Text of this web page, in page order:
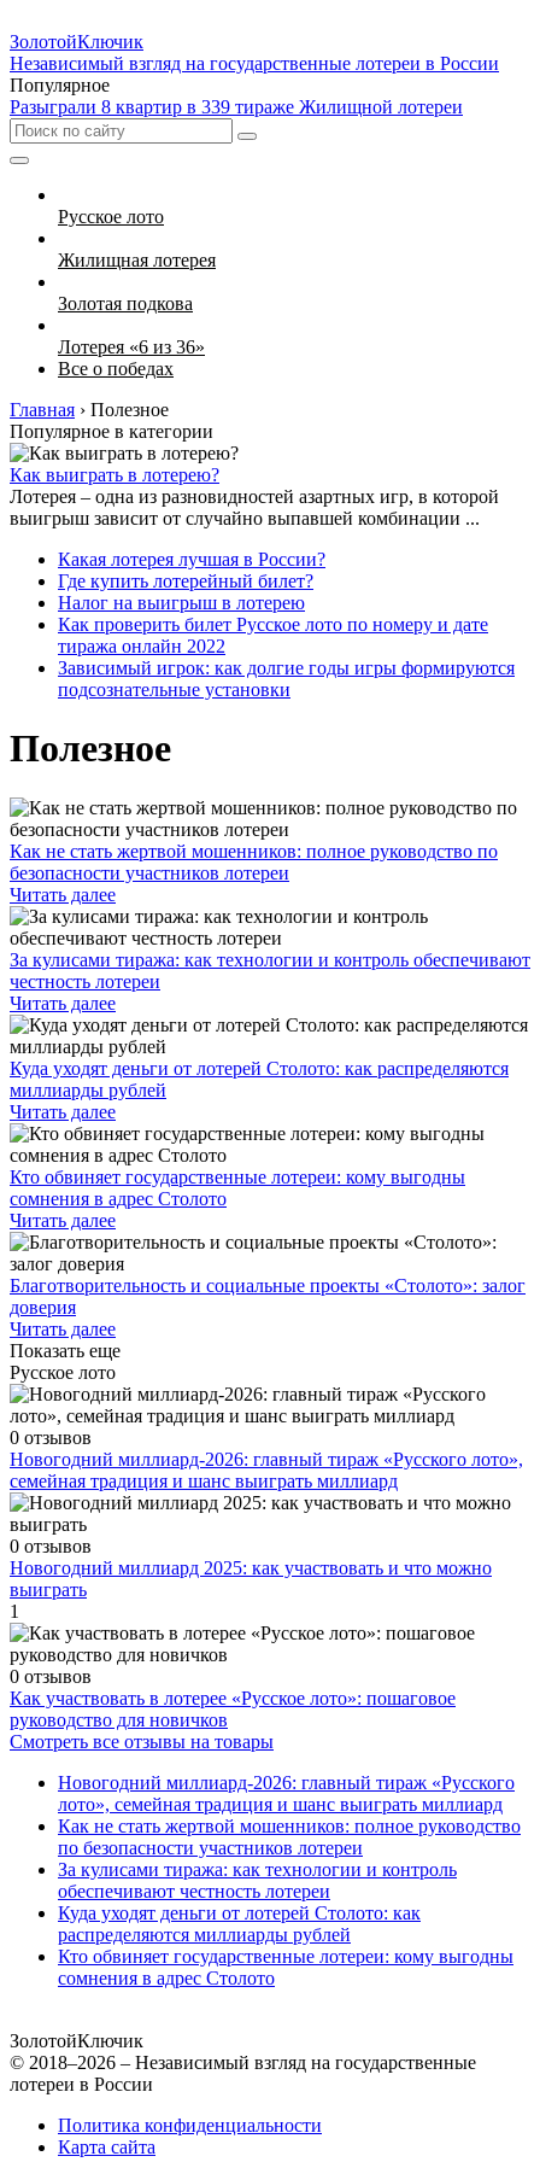
ЗолотойКлючик
Независимый взгляд на государственные лотереи в России
Популярное
Разыграли 8 квартир в 339 тираже Жилищной лотереи
Русское лото
Жилищная лотерея
Золотая подкова
Лотерея «6 из 36»
Все о победах
Главная › Полезное
Популярное в категории
Как выиграть в лотерею?
Лотерея – одна из разновидностей азартных игр, в которой
выигрыш зависит от случайно выпавшей комбинации ...
Какая лотерея лучшая в России?
Где купить лотерейный билет?
Налог на выигрыш в лотерею
Как проверить билет Русское лото по номеру и дате
тиража онлайн 2022
Зависимый игрок: как долгие годы игры формируются
подсознательные установки
Полезное
Как не стать жертвой мошенников: полное руководство по
безопасности участников лотереи
Читать далее
За кулисами тиража: как технологии и контроль обеспечивают
честность лотереи
Читать далее
Куда уходят деньги от лотерей Столото: как распределяются
миллиарды рублей
Читать далее
Кто обвиняет государственные лотереи: кому выгодны
сомнения в адрес Столото
Читать далее
Благотворительность и социальные проекты «Столото»: залог
доверия
Читать далее
Показать еще
Русское лото
0 отзывов
Новогодний миллиард-2026: главный тираж «Русского лото»,
семейная традиция и шанс выиграть миллиард
0 отзывов
Новогодний миллиард 2025: как участвовать и что можно
выиграть
1
0 отзывов
Как участвовать в лотерее «Русское лото»: пошаговое
руководство для новичков
Смотреть все отзывы на товары
Новогодний миллиард-2026: главный тираж «Русского
лото», семейная традиция и шанс выиграть миллиард
Как не стать жертвой мошенников: полное руководство
по безопасности участников лотереи
За кулисами тиража: как технологии и контроль
обеспечивают честность лотереи
Куда уходят деньги от лотерей Столото: как
распределяются миллиарды рублей
Кто обвиняет государственные лотереи: кому выгодны
сомнения в адрес Столото
ЗолотойКлючик
© 2018–2026 – Независимый взгляд на государственные
лотереи в России
Политика конфиденциальности
Карта сайта